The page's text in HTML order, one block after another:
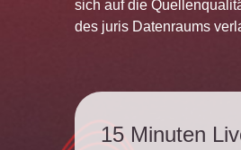
sich auf die
des juris Datenraums
15 Minuten